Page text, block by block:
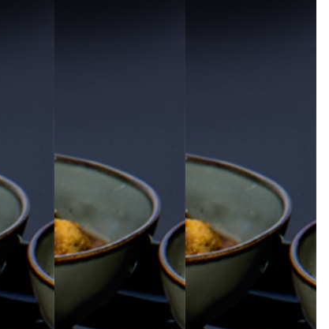
برندگان بخش شعر
برندگان بخش عکس
برندگان بخش موسیقی اقوام و نواحی
برندگان بخش فیلم کوتاه
بازارچه هنری
تندیس مهر
جشنواره غذا های ایرانی
درباره ما
درباره فستیوال
درباره مدیر مجموعه